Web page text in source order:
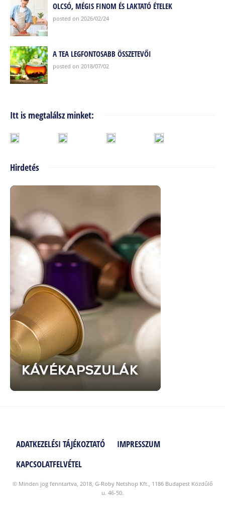
OLCSÓ, MÉGIS FINOM ÉS LAKTATÓ ÉTELEK
posted on 2026/02/24
A TEA LEGFONTOSABB ÖSSZETEVŐI
posted on 2018/07/02
Itt is megtalálsz minket:
Hirdetés
ADATKEZELÉSI TÁJÉKOZTATÓ
IMPRESSZUM
KAPCSOLATFELVÉTEL
© Minden jog fenntartva, 2018, G-Roby Netshop Kft., 1186 Budapest Közdűlő
u. 46-50.